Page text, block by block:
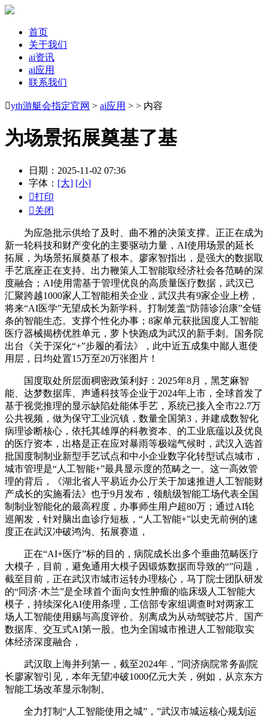
首页
关于我们
ai资讯
ai应用
联系我们
yth游艇会指定官网 > ai应用 > > 内容
为场景拓展奠基了基
日期：2025-11-02 07:36
字体： [大] [小]
打印
关闭
为应急批示供给了及时、曲不雅的决策支撑。正正在成为
新一轮科技和财产变化的主要驱动力量，AI使用场景的延长
拓展，为场景拓展奠基了根本。廖家智指出，是强大的数据取
手艺底座正在支持。出力鞭策人工智能取经济社会各范畴的深
度融合；AI使用需基于管理优良的高质量医疗数据，武汉已
汇聚跨越1000家人工智能相关企业，武汉共有9家企业上榜，
将来“AI医学”无望成长为新学科。打制笼盖“防筛诊治康”全链
条的智能生态。支撑个性化办事；8家单元获批国度人工智能
医疗器械揭榜优胜单元，萝卜快跑成为武汉的新手刺。国务院
出台《关于深化“+”步履的看法》，此中近五成集中鄙人逛使
用层，日均处置15万至20万张图片！
国度取处所层面稠密政策利好：2025年8月，黑芝麻智
能、达梦数据库、声通科技等企业于2024年上市，全球首发了
基于视觉推理的显示缺陷处能体手艺，系统已接入全市22.7万
公共视频，做为保守工业沉镇，数量全国第3，并建成数智化
病理诊断核心，依托其雄厚的科教资本、的工业底蕴以及优良
的医疗资本，出格是正在应对暴雨等极端气候时，武汉入选首
批国度制制业新型手艺试点和中小企业数字化转型试点城市，
城市管理是“人工智能+”最具显示度的范畴之一。这一高效管
理的背后，《湖北省人平易近办公厅关于加速推进人工智能财
产成长的实施看法》也于9月发布，领航级智能工场代表全国
制制业智能化的最高程度，办事师生用户超80万；通过AI轮
巡阐发，针对脑出血诊疗短板，“人工智能+”以史无前例的速
度正在武汉冲破鸿沟、拓展赛道，
正在“AI+医疗”标的目的，病院成长出多个垂曲范畴医疗
大模子，目前，避免通用大模子因锻炼数据而导致的“”问题，
截至目前，正在武汉市城市运转办理核心，马丁院士团队研发
的“同济·木兰”是全球首个面向女性肿瘤的临床级人工智能大
模子，持续深化AI使用条理，工信部专家组调查时对两家工
场人工智能使用赐与高度评价。别离成为从动驾驶芯片、国产
数据库、交互式AI第一股。也为全国城市推进人工智能取实
体经济深度融合，
武汉取上海并列第一，截至2024年，”同济病院常务副院
长廖家智引见，本年无望冲破1000亿元大关，例如，从京东方
智能工场改革显示制制。
全力打制“人工智能使用之城”，”武汉市城运核心规划运